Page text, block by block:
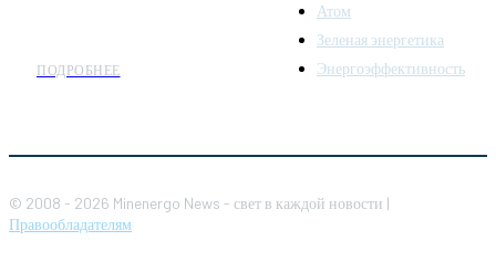
ПОДРОБНЕЕ
Атом
Зеленая энергетика
Энергоэффективность
© 2008 - 2026 Minenergo News - свет в каждой новости |
Правообладателям